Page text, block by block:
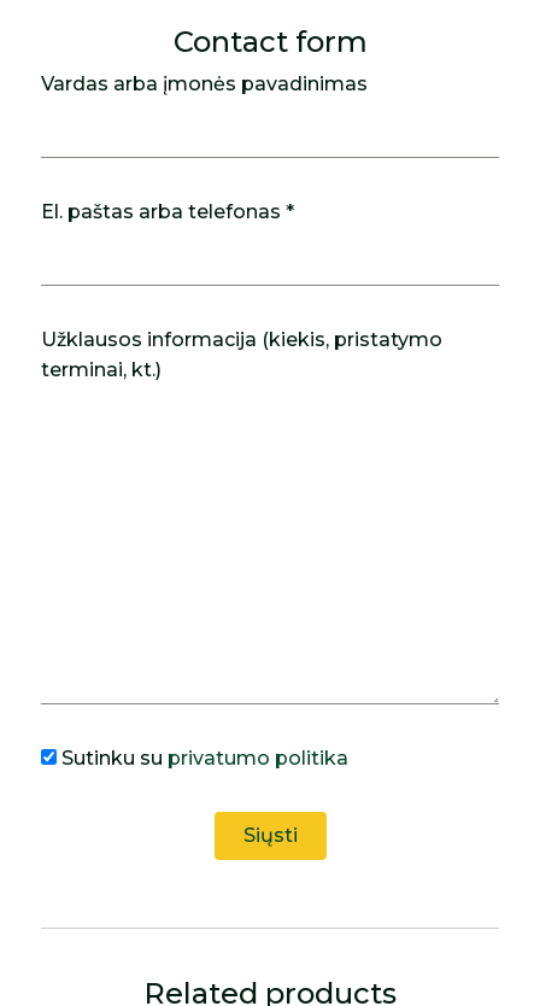
Contact form
Vardas arba įmonės pavadinimas
El. paštas arba telefonas *
Užklausos informacija (kiekis, pristatymo
terminai, kt.)
Sutinku su privatumo politika
Related products